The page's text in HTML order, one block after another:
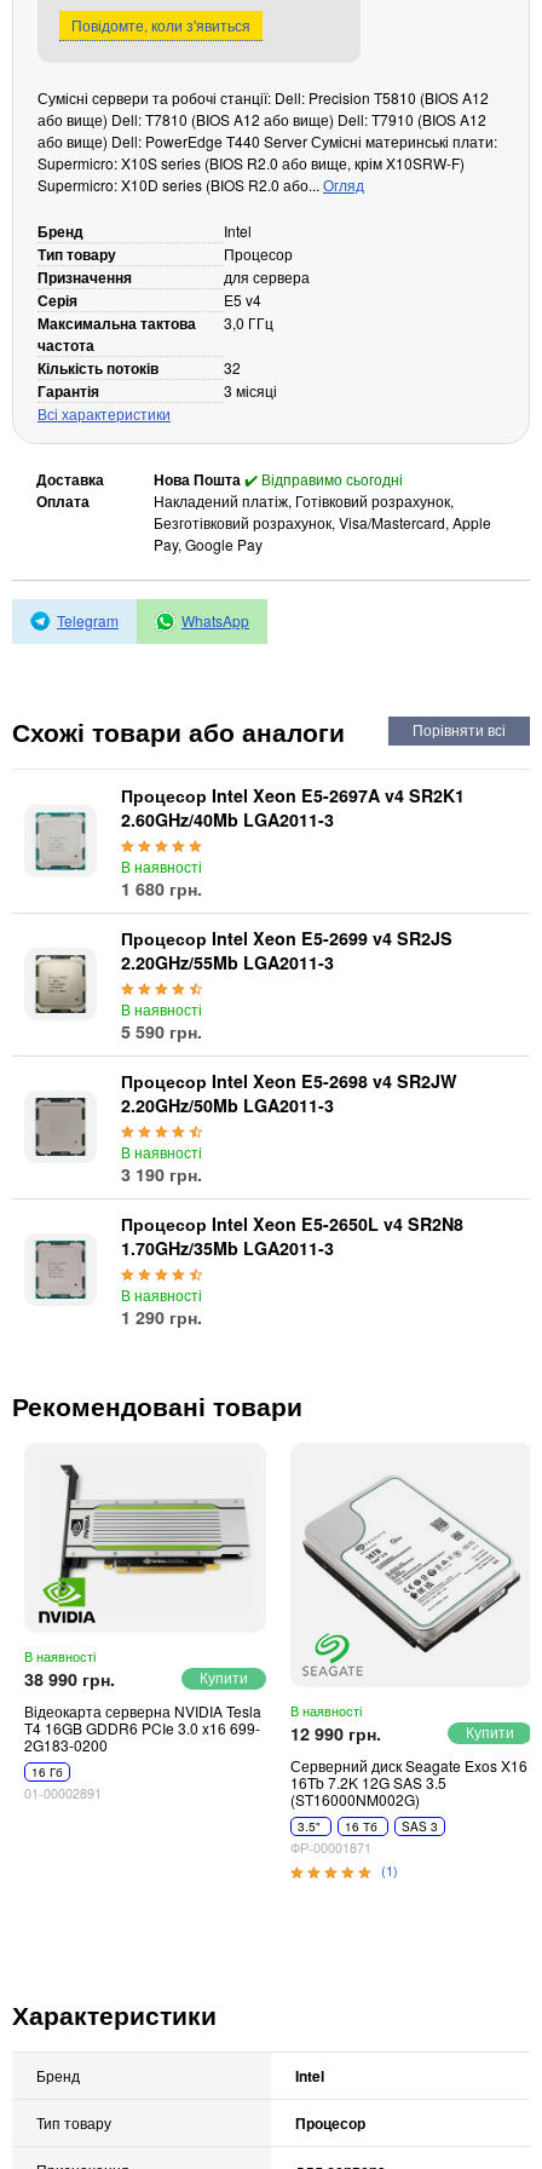
Кабелі та роз'єми
Хаби і кардридери
Фильтри та стабілізатори
Павербанки
Кабелі, роз'єми, перехідники
Аксесуари для ноутбуків
Акумулятори
Зовнішні блоки живлення
Периферійні пристрої
Монітори
Клавіатури, миші, комплекти
Автономне живлення
Автоматичні вимикачі
Акумулятори для ДБЖ
Повідомте, коли з'явиться
Сумісні сервери та робочі станції: Dell: Precision T5810 (BIOS A12
або вище) Dell: T7810 (BIOS A12 або вище) Dell: T7910 (BIOS A12
або вище) Dell: PowerEdge T440 Server Сумісні материнські плати:
Supermicro: X10S series (BIOS R2.0 або вище, крім X10SRW-F)
Supermicro: X10D series (BIOS R2.0 або... Огляд
Бренд Intel
Тип товару Процесор
Призначення для сервера
Серія E5 v4
Максимальна тактова
частота
3,0 ГГц
Кількість потоків 32
Гарантія
3 місяці
Всі характеристики
Доставка Нова Пошта✔️ Відправимо сьогодні
Оплата
Накладений платіж, Готівковий розрахунок,
Безготівковий розрахунок, Visa/Mastercard, Apple
Pay, Google Pay
Telegram WhatsApp
Схожі товари або аналоги
Процесор Intel Xeon E5-2697A v4 SR2K1
2.60GHz/40Mb LGA2011-3
В наявності
1 680 грн.
Процесор Intel Xeon E5-2699 v4 SR2JS
2.20GHz/55Mb LGA2011-3
В наявності
5 590 грн.
Процесор Intel Xeon E5-2698 v4 SR2JW
2.20GHz/50Mb LGA2011-3
В наявності
3 190 грн.
Процесор Intel Xeon E5-2650L v4 SR2N8
1.70GHz/35Mb LGA2011-3
В наявності
1 290 грн.
Рекомендовані товари
В наявності
38 990 грн.
Відеокарта серверна NVIDIA Tesla
T4 16GB GDDR6 PCIe 3.0 x16 699-
2G183-0200
16 Гб
01-00002891
В наявності
12 990 грн.
Серверний диск Seagate Exos X16
16Tb 7.2K 12G SAS 3.5
(ST16000NM002G)
3.5" 16 Тб SAS 3
ФР-00001871
(1)
Характеристики
Бренд Intel
Тип товару Процесор